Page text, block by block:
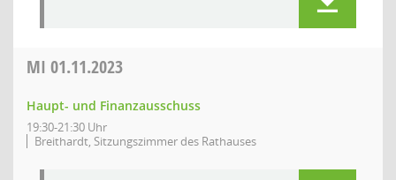
MI 01.11.2023
Haupt- und Finanzausschuss
19:30-21:30 Uhr
Breithardt, Sitzungszimmer des Rathauses